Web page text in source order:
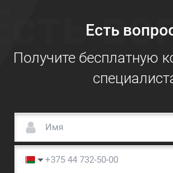
Есть
Получите бесплатную